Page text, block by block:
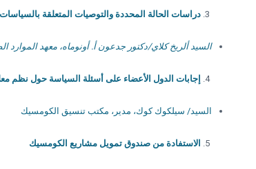
دراسات الحالة المحددة والتوصيات المتعلقة بالسياسات
السيد ألريخ كلاي/دكتور جدعون أ. أونوماه، معهد الموارد
إجابات الدول الأعضاء على أسئلة السياسة حول نظم
السيد/ سيلكوك كوك، مدير، مكتب تنسيق الكومسيك
الاستفادة من صندوق تمويل مشاريع الكومسيك